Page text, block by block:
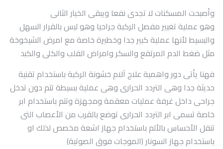
وأصبحت المسكنات لا تجدى نفعا ويبقى الخيار الثانى
وهو عملية تغيير مفصل الركبة جراحيا وهو ليس بالقرار السهل
والبسيط لأنها عملية كبير جدا وخطيرة خاصة مع امرض الشيخوخة
مثل ضغط الدم المرتفع والسكر وامراض القلب والكلى والكبد
فهنا يأتى دور واهمية علاج آلام خشونة الركبة باستخدام تقنية
حديثة جدا وهى التردد الحرارى وهى عملية بسيطة تتم دون تدخل
جراحى داخل غرفة عمليات معقمة ومجهزة وتتم باستخدام ابر
خاصة تسمى ابر التردد الحرارى توضع بالقرب من الأعصاب التى
تنقل الأحساس بالألم باستخدام جهاز اشعة مخصص لذلك او
باستخدام جهاز السونار (الموجات فوق الصوتية)